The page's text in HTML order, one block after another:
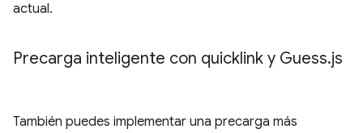
actual.
Precarga inteligente con quicklink y Guess.js
También puedes implementar una precarga más